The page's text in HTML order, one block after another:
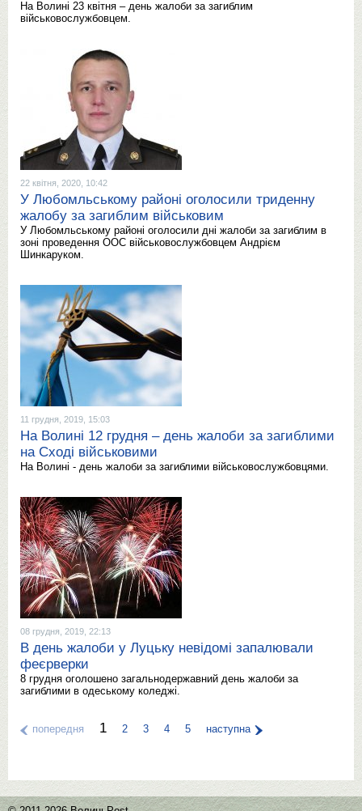
На Волині 23 квітня – день жалоби за загиблим
військовослужбовцем.
22 квітня, 2020, 10:42
У Любомльському районі оголосили триденну
жалобу за загиблим військовим
У Любомльському районі оголосили дні жалоби за загиблим в
зоні проведення ООС військовослужбовцем Андрієм
Шинкаруком.
11 грудня, 2019, 15:03
На Волині 12 грудня – день жалоби за загиблими
на Сході військовими
На Волині - день жалоби за загиблими військовослужбовцями.
08 грудня, 2019, 22:13
В день жалоби у Луцьку невідомі запалювали
феєрверки
8 грудня оголошено загальнодержавний день жалоби за
загиблими в одеському коледжі.
попередня 1 2 3 4 5 наступна